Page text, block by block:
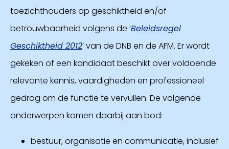
toezichthouders op geschiktheid en/of
betrouwbaarheid volgens de ‘Beleidsregel
Geschiktheid 2012’ van de DNB en de AFM. Er wordt
gekeken of een kandidaat beschikt over voldoende
relevante kennis, vaardigheden en professioneel
gedrag om de functie te vervullen. De volgende
onderwerpen komen daarbij aan bod:
bestuur, organisatie en communicatie, inclusief